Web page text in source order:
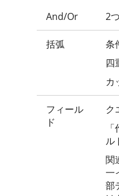
And/Or 2
括弧
条
四
カ
フィール
ド
ク
ル
関
一
部